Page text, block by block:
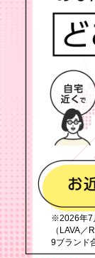
※2026年7
（LAVA
9ブランド